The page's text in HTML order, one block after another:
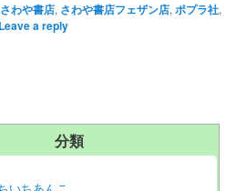
さわや書店, さわや書店フェザン店,ポプラ社,
Leave a reply
分類